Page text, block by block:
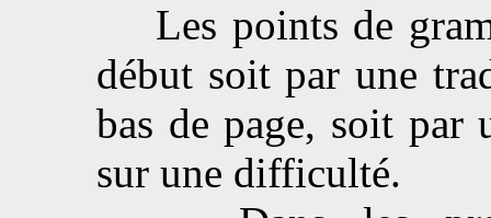
Les points de
début soit par une
bas de page, soit
sur une difficulté.